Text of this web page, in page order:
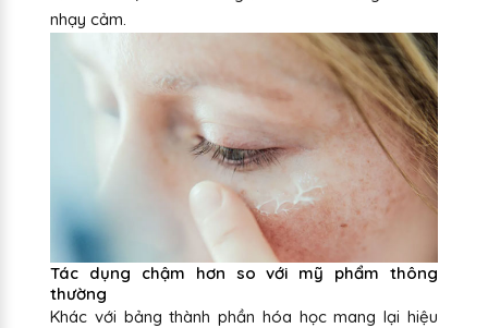
nhạy cảm.
Tác dụng chậm hơn so với mỹ phẩm thông
thường
Khác với bảng thành phần hóa học mang lại hiệu